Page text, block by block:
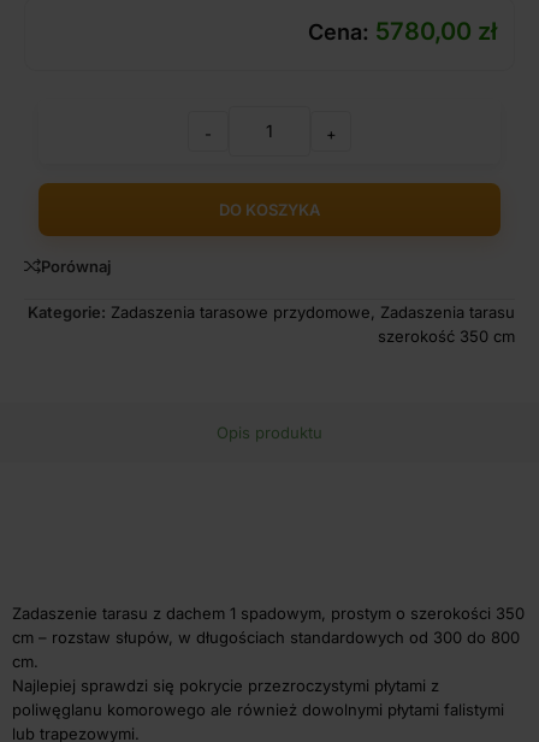
Cena: 5780,00 zł
- +
DO KOSZYKA
Porównaj
Kategorie: Zadaszenia tarasowe przydomowe, Zadaszenia tarasu
szerokość 350 cm
Opis produktu
Zadaszenie tarasu z dachem 1 spadowym, prostym o szerokości 350
cm – rozstaw słupów, w długościach standardowych od 300 do 800
cm.
Najlepiej sprawdzi się pokrycie przezroczystymi płytami z
poliwęglanu komorowego ale również dowolnymi płytami falistymi
lub trapezowymi.